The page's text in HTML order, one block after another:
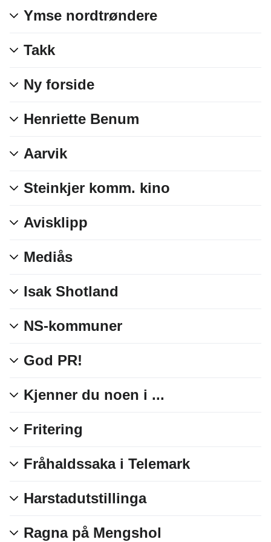
Ymse nordtrøndere
Takk
Ny forside
Henriette Benum
Aarvik
Steinkjer komm. kino
Avisklipp
Mediås
Isak Shotland
NS-kommuner
God PR!
Kjenner du noen i ...
Fritering
Fråhaldssaka i Telemark
Harstadutstillinga
Ragna på Mengshol